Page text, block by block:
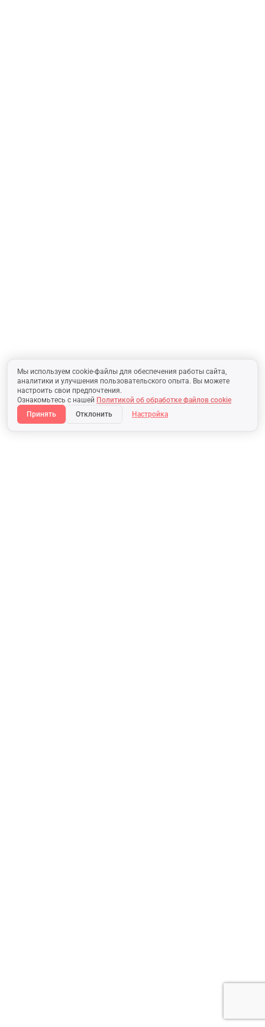
Мы используем cookie-файлы для обеспечения работы сайта,
аналитики и улучшения пользовательского опыта. Вы можете
настроить свои предпочтения.
Ознакомьтесь с нашей Политикой об обработке файлов cookie
Принять
Отклонить Настройка